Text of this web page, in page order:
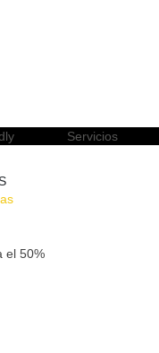
Servicios
el 50%